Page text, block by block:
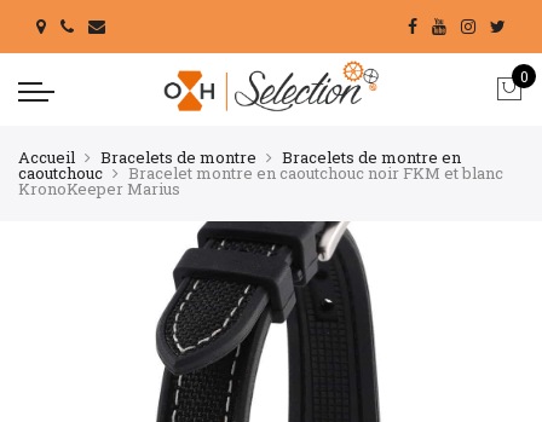
0
Accueil Bracelets de montre Bracelets de montre en
caoutchouc Bracelet montre en caoutchouc noir FKM et blanc
KronoKeeper Marius